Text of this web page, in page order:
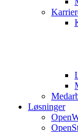
Løsninger